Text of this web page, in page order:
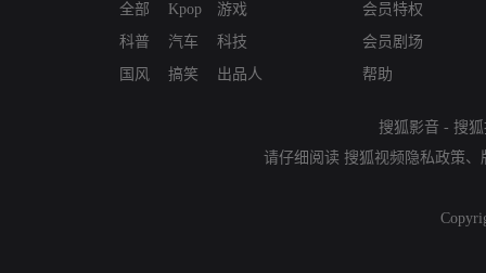
全部
科普
国风
Kpop
汽车
搞笑
游戏
科技
出品人
会员特权
会员剧场
帮助
搜狐影音 - 搜
请仔细阅读 搜狐视频隐私政策、